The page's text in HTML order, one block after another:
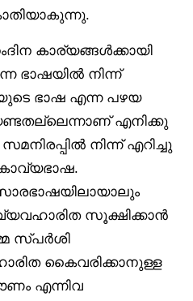
കാര്യങ്ങൾക്കായി
ഭാഷയിൽ നിന്ന്
ഭാഷ എന്ന പഴയ
എനിക്കു
നിന്ന് എറിച്ചു
സൂക്ഷിക്കാൻ
സ്പർശി
കൈവരിക്കാനുള്ള
എന്നിവ